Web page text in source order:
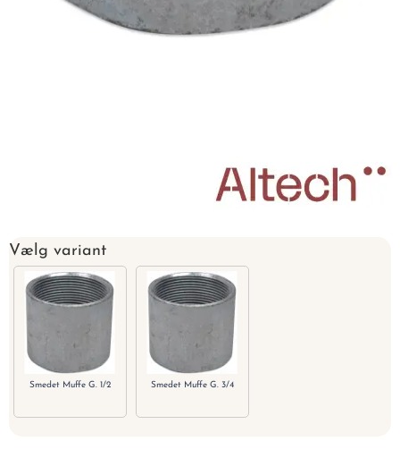
Vælg variant
Smedet Muffe G. 1/2 Smedet Muffe G. 3/4